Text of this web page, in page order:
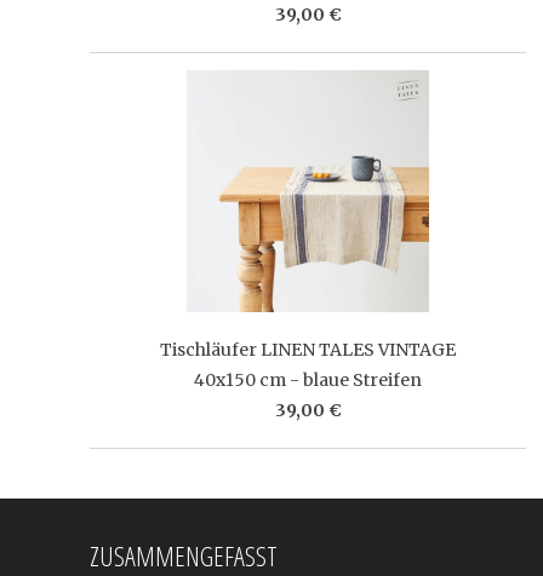
39,00 €
Tischläufer LINEN TALES VINTAGE
40x150 cm - blaue Streifen
39,00 €
ZUSAMMENGEFASST